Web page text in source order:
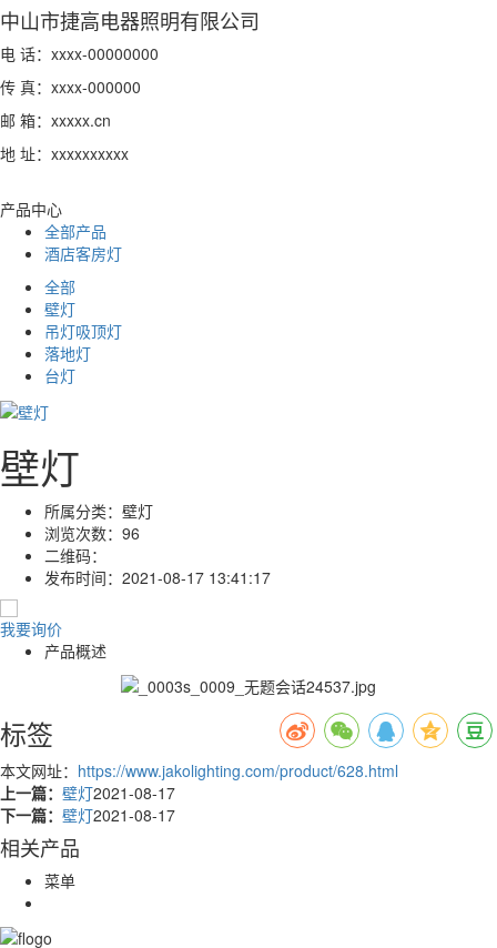
中山市捷高电器照明有限公司
电 话：xxxx-00000000
传 真：xxxx-000000
邮 箱：xxxxx.cn
地 址：xxxxxxxxxx
产品中心
全部产品
酒店客房灯
全部
壁灯
吊灯吸顶灯
落地灯
台灯
壁灯
所属分类： 壁灯
浏览次数： 96
二维码：
发布时间： 2021-08-17 13:41:17
我要询价
产品概述
标签
本文网址： https://www.jakolighting.com/product/628.html
上一篇： 壁灯2021-08-17
下一篇： 壁灯2021-08-17
相关产品
菜单